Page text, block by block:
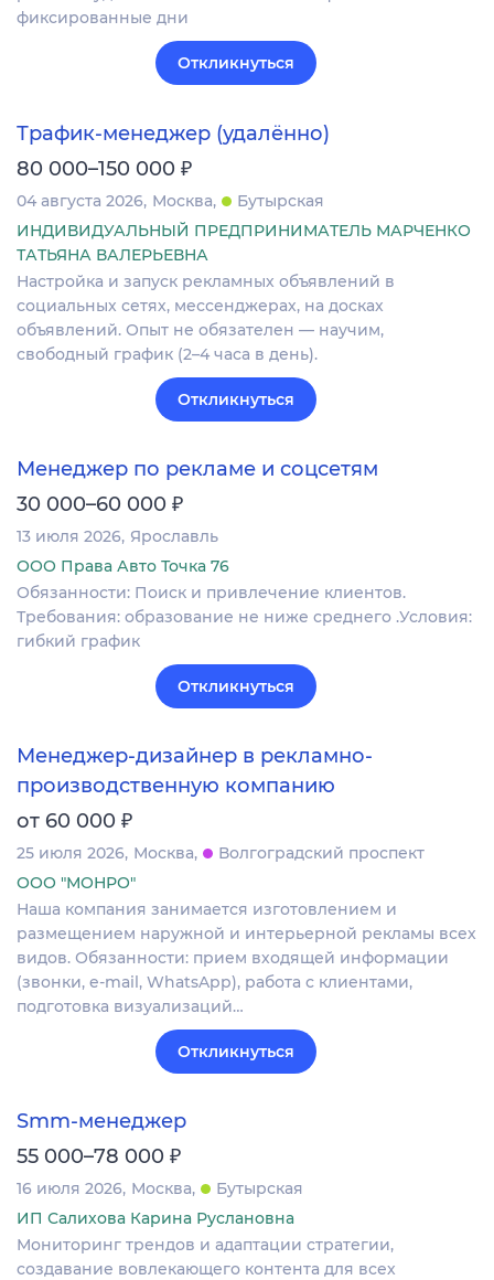
фиксированные дни
Откликнуться
Трафик‑менеджер (удалённо)
80 000–150 000 ₽
04 августа 2026 Москва
Бутырская
ИНДИВИДУАЛЬНЫЙ ПРЕДПРИНИМАТЕЛЬ МАРЧЕНКО
ТАТЬЯНА ВАЛЕРЬЕВНА
Настройка и запуск рекламных объявлений в
социальных сетях, мессенджерах, на досках
объявлений. Опыт не обязателен — научим,
свободный график (2–4 часа в день).
Откликнуться
Менеджер по рекламе и соцсетям
30 000–60 000 ₽
13 июля 2026 Ярославль
ООО Права Авто Точка 76
Обязанности: Поиск и привлечение клиентов.
Требования: образование не ниже среднего .Условия:
гибкий график
Откликнуться
Менеджер-дизайнер в рекламно-
производственную компанию
от 60 000 ₽
25 июля 2026 Москва
Волгоградский проспект
ООО "МОНРО"
Наша компания занимается изготовлением и
размещением наружной и интерьерной рекламы всех
видов. Обязанности: прием входящей информации
(звонки, e-mail, WhatsApp), работа с клиентами,
подготовка визуализаций…
Откликнуться
Smm-менеджер
55 000–78 000 ₽
16 июля 2026 Москва
Бутырская
ИП Салихова Карина Руслановна
Мониторинг трендов и адаптации стратегии,
создавание вовлекающего контента для всех